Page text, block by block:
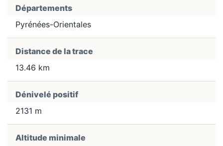
Départements
Pyrénées-Orientales
Distance de la trace
13.46 km
Dénivelé positif
2131 m
Altitude minimale